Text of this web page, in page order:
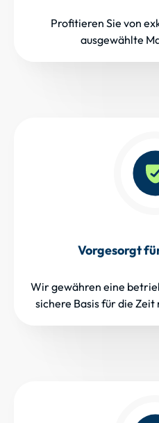
Profitieren Sie von
ausgewählte
Vorgesorgt
Wir gewähren eine
sichere Basis für die